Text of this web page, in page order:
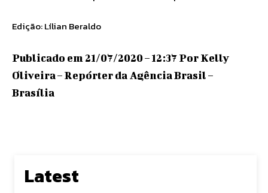
Edição: Lílian Beraldo
Publicado em 21/07/2020 – 12:37 Por Kelly
Oliveira – Repórter da Agência Brasil –
Brasília
Latest